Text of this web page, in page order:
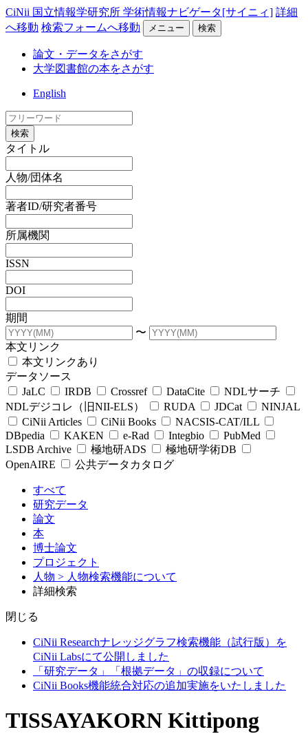
CiNii 国立情報学研究所 学術情報ナビゲータ[サイニィ] 詳細
へ移動 検索フォームへ移動 メニュー 検索
論文・データをさがす
大学図書館の本をさがす
English
検索
タイトル
人物/団体名
著者ID/研究者番号
所属機関
ISSN
DOI
期間
〜
本文リンク
本文リンクあり
データソース
JaLC
IRDB Crossref DataCite
NDLサーチ
NDLデジコレ（旧NII-ELS）
RUDA JDCat
NINJAL
CiNii Articles
CiNii Books
NACSIS-CAT/ILL
DBpedia
KAKEN e-Rad Integbio
PubMed
LSDB Archive
極地研ADS
極地研学術DB
OpenAIRE
公共データカタログ
すべて
研究データ
論文
本
博士論文
プロジェクト
人物 > 人物検索機能について
詳細検索
閉じる
CiNii Researchナレッジグラフ検索機能（試行版）を
CiNii Labsにて公開しました
「研究データ」「根拠データ」の収録について
CiNii Books機能統合対応の追加実施をいたしました
TISSAYAKORN Kittipong